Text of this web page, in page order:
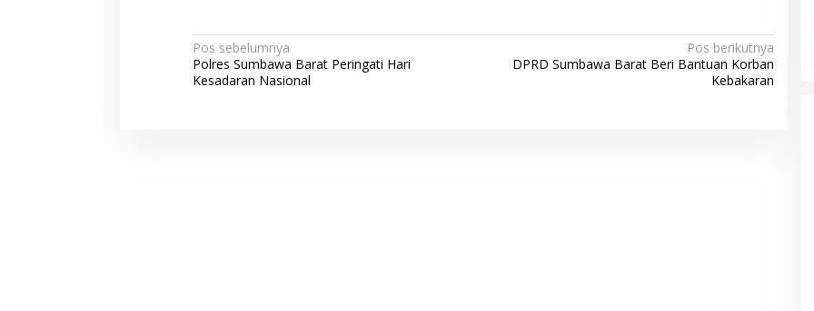
N
a
Pos sebelumnya
Polres Sumbawa Barat Peringati Hari
Kesadaran Nasional
Pos berikutnya
DPRD Sumbawa Barat Beri Bantuan Korban
Kebakaran